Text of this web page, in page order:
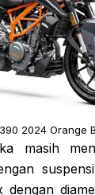
2024 Orange
masih